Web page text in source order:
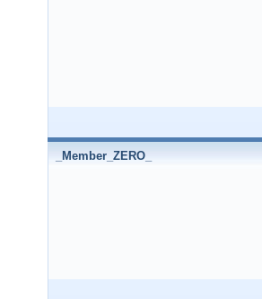
_Member_ZERO_